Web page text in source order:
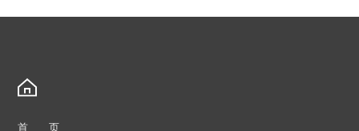
首 页